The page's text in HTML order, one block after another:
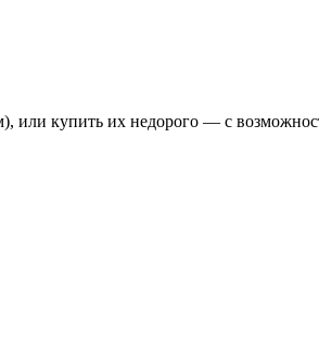
или купить их недорого — с